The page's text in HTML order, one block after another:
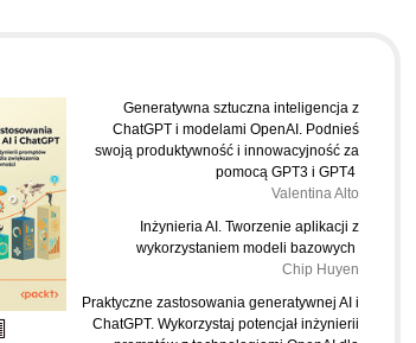
Generatywna sztuczna inteligencja z
ChatGPT i modelami OpenAI. Podnieś
swoją produktywność i innowacyjność za
pomocą GPT3 i GPT4
Valentina Alto
Inżynieria AI. Tworzenie aplikacji z
wykorzystaniem modeli bazowych
Chip Huyen
Praktyczne zastosowania generatywnej AI i
ChatGPT. Wykorzystaj potencjał inżynierii